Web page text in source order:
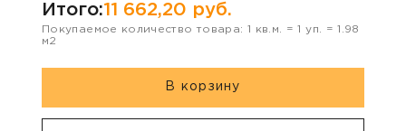
Итого:11 662,20 руб.
Покупаемое количество товара: 1 кв.м. =1 уп. =1.98
м2
В корзину